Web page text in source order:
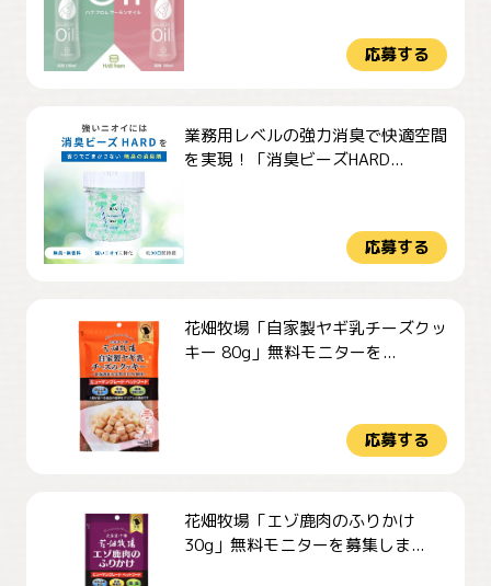
応募する
業務用レベルの強力消臭で快適空間
を実現！「消臭ビーズHARD...
応募する
花畑牧場「自家製ヤギ乳チーズクッ
キー 80g」無料モニターを...
応募する
花畑牧場「エゾ鹿肉のふりかけ
30g」無料モニターを募集しま...